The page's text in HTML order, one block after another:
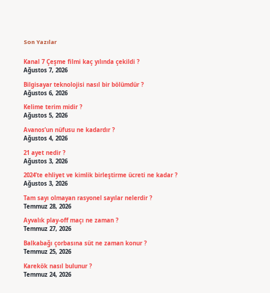
Son Yazılar
Kanal 7 Çeşme filmi kaç yılında çekildi ?
Ağustos 7, 2026
Bilgisayar teknolojisi nasıl bir bölümdür ?
Ağustos 6, 2026
Kelime terim midir ?
Ağustos 5, 2026
Avanos’un nüfusu ne kadardır ?
Ağustos 4, 2026
21 ayet nedir ?
Ağustos 3, 2026
2024’te ehliyet ve kimlik birleştirme ücreti ne kadar ?
Ağustos 3, 2026
Tam sayı olmayan rasyonel sayılar nelerdir ?
Temmuz 28, 2026
Ayvalık play-off maçı ne zaman ?
Temmuz 27, 2026
Balkabağı çorbasına süt ne zaman konur ?
Temmuz 25, 2026
Karekök nasıl bulunur ?
Temmuz 24, 2026